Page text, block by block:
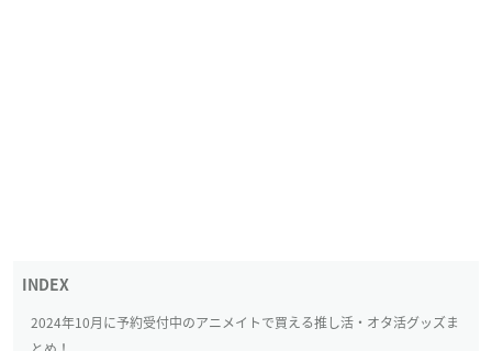
2024年10月に予約受付中のアニメイトで買える推し活・オタ活グッズま